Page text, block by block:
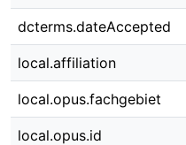
dcterms.dateAccepted
local.affiliation
local.opus.fachgebiet
local.opus.id